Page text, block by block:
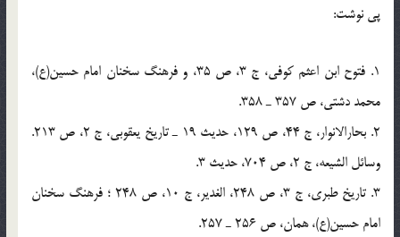
پی نوشت:
1. فتوح ابن اعثم کوفی، ج 3، ص 35، و فرهنگ سخنان امام حسین(ع)،
محمد دشتی، ص 357 ـ 358.
2. بحارالانوار، ج 44، ص 129، حدیث 19 ـ تاریخ یعقوبی، ج 2، ص 213.
وسائل الشیعه، ج 2، ص 704، حدیث 3.
3. تاریخ طبری، ج 3، ص 248، الغدیر، ج 10، ص 248 ؛ فرهنگ سخنان
امام حسین(ع)، همان، ص 256 ـ 257.